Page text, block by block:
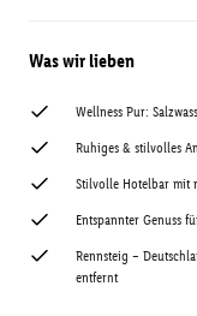
Was wir lieben
Wellness Pur:
Ruhiges & stilvolles
Stilvolle Hotelbar mit
Entspannter Genuss
Rennsteig –
entfernt